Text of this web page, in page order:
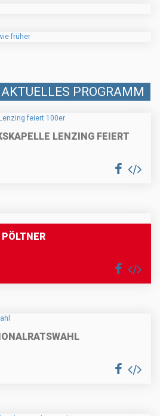
AKTUELLES PROGRAMM
LENZING FEIERT